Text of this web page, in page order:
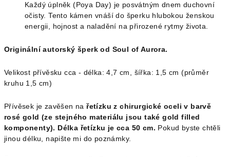
Každý úplněk (Poya Day) je posvátným dnem duchovní
očisty. Tento kámen vnáší do šperku hlubokou ženskou
energii, hojnost a naladění na přirozené rytmy života.
Originální autorský šperk od Soul of Aurora.
Velikost přívěsku cca - délka: 4,7 cm, šířka: 1,5 cm (průměr
kruhu 1,5 cm)
Přívěsek je zavěšen nařetízku z chirurgické oceli v barvě
rosé gold (ze stejného materiálu jsou také gold filled
komponenty). Délka řetízku je cca 50 cm. Pokud byste chtěli
jinou délku, napište mi do poznámky.